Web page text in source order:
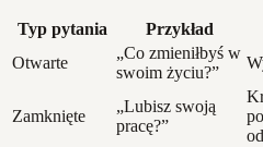
Typ pytania Przykład
Otwarte
„Co zmieniłbyś w
swoim życiu?”
Zamknięte
„Lubisz swoją
pracę?”